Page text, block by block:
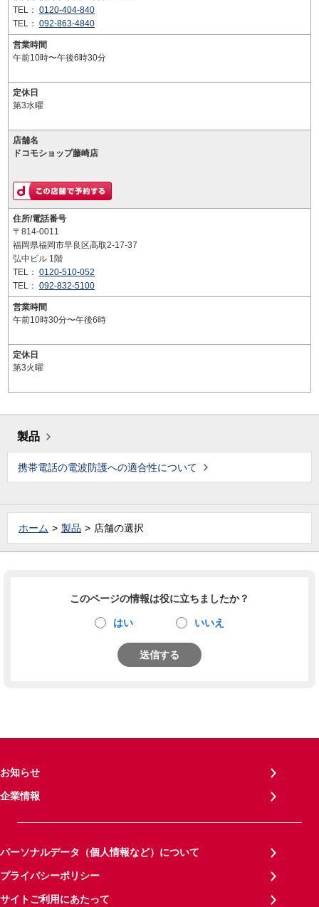
TEL： 0120-404-840
TEL： 092-863-4840
営業時間
午前10時〜午後6時30分
定休日
第3水曜
店舗名
ドコモショップ藤崎店
住所/電話番号
〒814-0011
福岡県福岡市早良区高取2-17-37
弘中ビル 1階
TEL： 0120-510-052
TEL： 092-832-5100
営業時間
午前10時30分〜午後6時
定休日
第3火曜
製品
携帯電話の電波防護への適合性について
ホーム 製品 店舗の選択
このページの情報は役に立ちましたか？
はい いいえ
送信する
お知らせ
企業情報
パーソナルデータ（個人情報など）について
プライバシーポリシー
サイトご利用にあたって